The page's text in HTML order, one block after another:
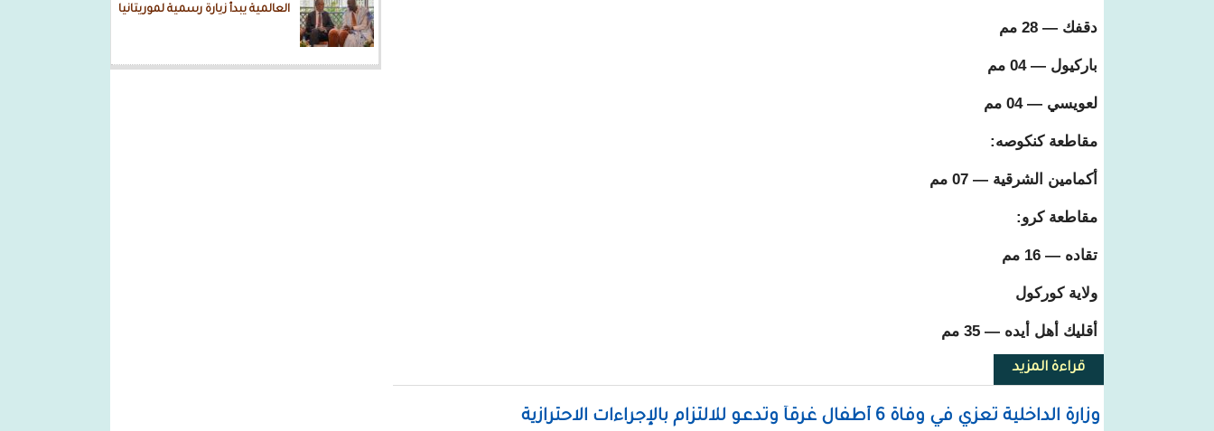
العالمية يبدأ زيارة رسمية لموريتانيا
دقفك — 28 مم
باركيول — 04 مم
لعويسي — 04 مم
مقاطعة كنكوصه:
أكمامين الشرقية — 07 مم
مقاطعة كرو:
تقاده — 16 مم
ولاية كوركول
أقليك أهل أيده — 35 مم
قراءة المزيدحول هطول كميات من الأمطار على مناطق متفرقة في 6 ولايات
وزارة الداخلية تعزي في وفاة 6 أطفال غرقاً وتدعو للالتزام بالإجراءات الاحترازية